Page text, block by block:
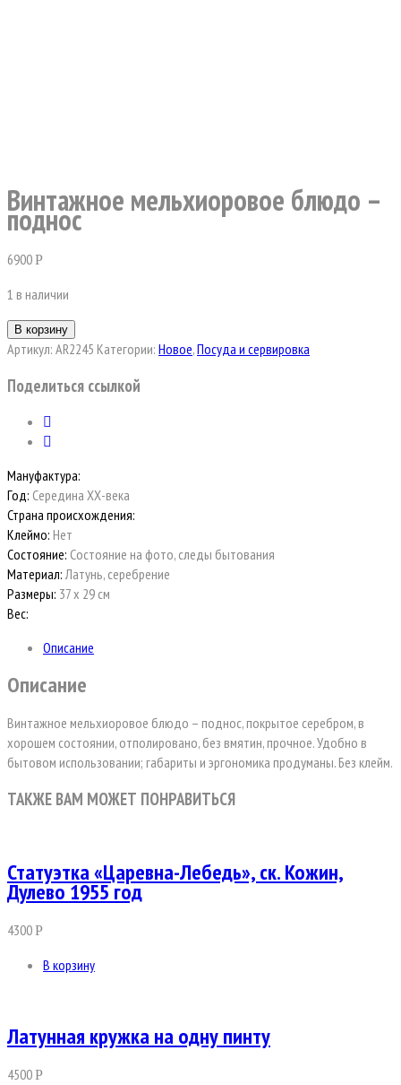
Винтажное мельхиоровое блюдо –
поднос
6900Р
1 в наличии
В корзину
Артикул: AR2245 Категории: Новое,Посуда и сервировка
Поделиться ссылкой
Мануфактура:
Год: Середина ХХ-века
Страна происхождения:
Клеймо: Нет
Состояние: Состояние на фото, следы бытования
Материал: Латунь, серебрение
Размеры: 37 х 29 см
Вес:
Описание
Описание
Винтажное мельхиоровое блюдо – поднос, покрытое серебром, в
хорошем состоянии, отполировано, без вмятин, прочное. Удобно в
бытовом использовании; габариты и эргономика продуманы. Без клейм.
ТАКЖЕ ВАМ МОЖЕТ ПОНРАВИТЬСЯ
Статуэтка «Царевна-Лебедь», ск. Кожин,
Дулево 1955 год
4300Р
В корзину
Латунная кружка на одну пинту
4500Р